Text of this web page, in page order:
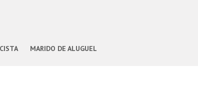
MARIDO DE ALUGUEL